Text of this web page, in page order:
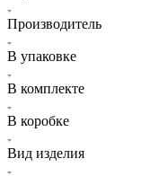
Производитель
В упаковке
В комплекте
В коробке
Вид изделия